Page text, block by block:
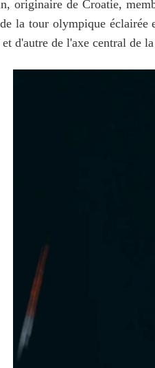
originaire de Croatie,
la tour olympique
d'autre de l'axe central de